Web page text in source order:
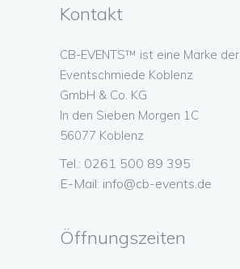
Kontakt
CB-EVENTS™ ist eine Marke der
Eventschmiede Koblenz
GmbH & Co. KG
In den Sieben Morgen 1C
56077 Koblenz
Tel.: 0261 500 89 395
E-Mail: info@cb-events.de
Öffnungszeiten